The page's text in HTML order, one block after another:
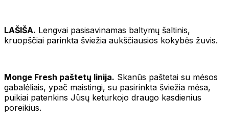
LAŠIŠA. Lengvai pasisavinamas baltymų šaltinis,
kruopščiai parinkta šviežia aukščiausios kokybės žuvis.
Monge Fresh paštetų linija. Skanūs paštetai su mėsos
gabalėliais, ypač maistingi, su pasirinkta šviežia mėsa,
puikiai patenkins Jūsų keturkojo draugo kasdienius
poreikius.